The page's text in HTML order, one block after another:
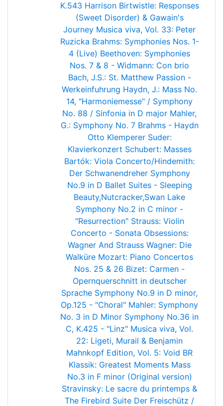
K.543 Harrison Birtwistle: Responses
(Sweet Disorder) & Gawain's
Journey Musica viva, Vol. 33: Peter
Ruzicka Brahms: Symphonies Nos. 1-
4 (Live) Beethoven: Symphonies
Nos. 7 & 8 - Widmann: Con brio
Bach, J.S.: St. Matthew Passion -
Werkeinfuhrung Haydn, J.: Mass No.
14, "Harmoniemesse" / Symphony
No. 88 / Sinfonia in D major Mahler,
G.: Symphony No. 7 Brahms - Haydn
Otto Klemperer Suder:
Klavierkonzert Schubert: Masses
Bartók: Viola Concerto/Hindemith:
Der Schwanendreher Symphony
No.9 in D Ballet Suites - Sleeping
Beauty,Nutcracker,Swan Lake
Symphony No.2 in C minor -
"Resurrection" Strauss: Violin
Concerto - Sonata Obsessions:
Wagner And Strauss Wagner: Die
Walküre Mozart: Piano Concertos
Nos. 25 & 26 Bizet: Carmen -
Opernquerschnitt in deutscher
Sprache Symphony No.9 in D minor,
Op.125 - "Choral" Mahler: Symphony
No. 3 in D Minor Symphony No.36 in
C, K.425 - "Linz" Musica viva, Vol.
22: Ligeti, Murail & Benjamin
Mahnkopf Edition, Vol. 5: Void BR
Klassik: Greatest Moments Mass
No.3 in F minor (Original version)
Stravinsky: Le sacre du printemps &
The Firebird Suite Der Freischütz /